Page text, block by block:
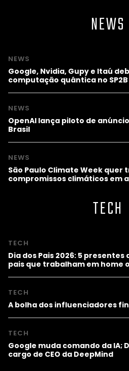
NEWS
NEWS
Google, Nvidia, Gupy e Itaú
computação quântica no SP2B
NEWS
OpenAI lança piloto de
Brasil
NEWS
São Paulo Climate Week
compromissos climáticos em
TECH
TECH
Dia dos Pais 2026: 5 presentes
pais que trabalham em home
TECH
A bolha dos influenciadores
TECH
Google muda comando da IA;
cargo de CEO da DeepMind